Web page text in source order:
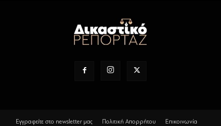
Εγγραφείτε στο newsletter μας Πολιτική Απορρήτου Επικοινωνία